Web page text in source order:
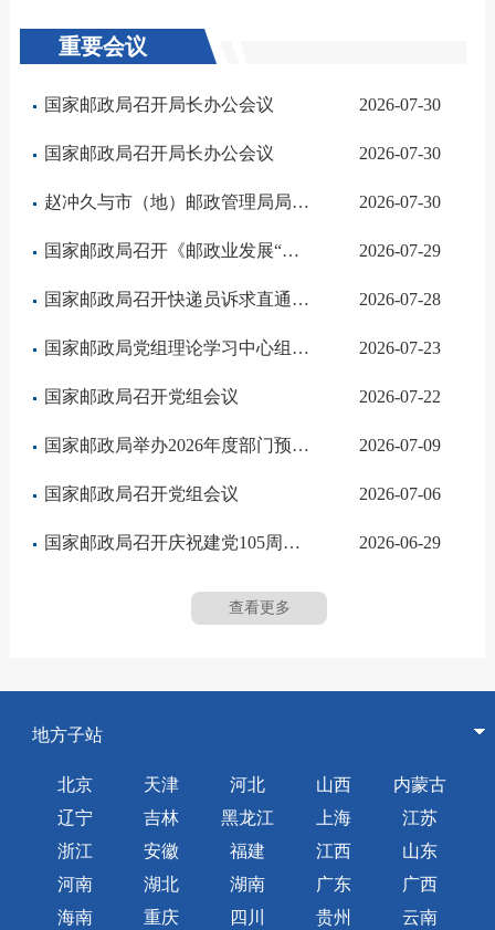
重要会议
国家邮政局召开局长办公会议 2026-07-30
国家邮政局召开局长办公会议 2026-07-30
赵冲久与市（地）邮政管理局局长代表座谈 2026-07-30
国家邮政局召开《邮政业发展“十五五”规划》宣贯实施工作电视电话会议 2026-07-29
国家邮政局召开快递员诉求直通车试点经验总结交流暨建立快递企业党组织全覆盖联系机制任务部署会 2026-07-28
国家邮政局党组理论学习中心组举行2026年第7次集体学习 2026-07-23
国家邮政局召开党组会议 2026-07-22
国家邮政局举办2026年度部门预算编制和信访业务联合培训班 2026-07-09
国家邮政局召开党组会议 2026-07-06
国家邮政局召开庆祝建党105周年暨“两优一先”表彰大会 2026-06-29
查看更多
地方子站
北京 天津 河北 山西
内蒙古
辽宁
吉林 黑龙江 上海
江苏
浙江
安徽 福建 江西
山东
河南
湖北 湖南 广东
广西
海南
重庆 四川 贵州 云南